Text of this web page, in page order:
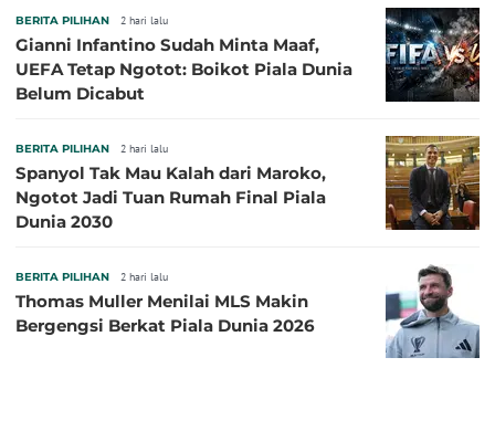
BERITA PILIHAN 2 hari lalu
Gianni Infantino Sudah Minta Maaf,
UEFA Tetap Ngotot: Boikot Piala Dunia
Belum Dicabut
BERITA PILIHAN 2 hari lalu
Spanyol Tak Mau Kalah dari Maroko,
Ngotot Jadi Tuan Rumah Final Piala
Dunia 2030
BERITA PILIHAN 2 hari lalu
Thomas Muller Menilai MLS Makin
Bergengsi Berkat Piala Dunia 2026